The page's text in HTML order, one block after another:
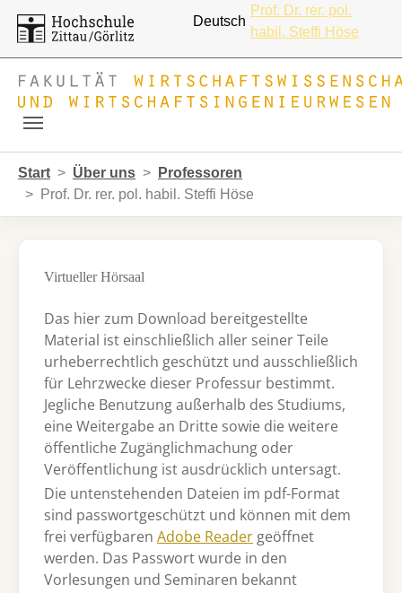
Deutsch
Prof. Dr. rer. pol.
habil. Steffi Höse
Sie sind hier:
Start Über uns
Professoren
Prof. Dr. rer. pol. habil. Steffi Höse
Virtueller Hörsaal
Das hier zum Download bereitgestellte
Material ist einschließlich aller seiner Teile
urheberrechtlich geschützt und ausschließlich
für Lehrzwecke dieser Professur bestimmt.
Jegliche Benutzung außerhalb des Studiums,
eine Weitergabe an Dritte sowie die weitere
öffentliche Zugänglichmachung oder
Veröffentlichung ist ausdrücklich untersagt.
Die untenstehenden Dateien im pdf-Format
sind passwortgeschützt und können mit dem
frei verfügbaren Adobe Reader geöffnet
werden. Das Passwort wurde in den
Vorlesungen und Seminaren bekannt